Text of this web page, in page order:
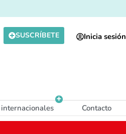
SUSCRÍBETE Inicia sesión
Contacto